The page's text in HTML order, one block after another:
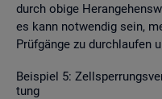
durch obige
es kann not­wen­dig sein,
Prüf­gän­ge zu durch­lau­fen
Bei­spiel 5:
tung